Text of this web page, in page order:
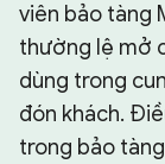
viên bảo tàng
thường lệ mở
dùng trong
đón khách.
trong bảo